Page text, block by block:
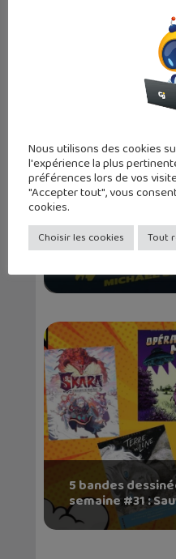
Zep et Tébo de
leçons
Tunnels : une
5 bandes
semaine #31 :
Nous utilisons des cookies
l'expérience la plus
préférences lors de vos
"Accepter tout", vous
cookies.
Choisir les cookies Tout